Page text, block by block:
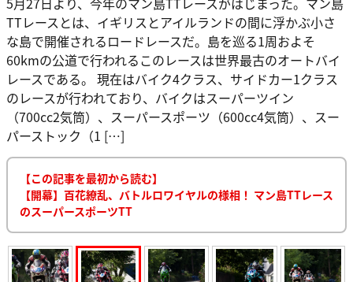
TTレースとは、イギリスとアイルランドの間に浮かぶ小さ
な島で開催されるロードレースだ。島を巡る1周およそ
60kmの公道で行われるこのレースは世界最古のオートバイ
レースである。 現在はバイク4クラス、サイドカー1クラス
のレースが行われており、バイクはスーパーツイン
（700cc2気筒）、スーパースポーツ（600cc4気筒）、スー
パーストック（1 […]
【この記事を最初から読む】
【開幕】百花繚乱、バトルロワイヤルの様相！ マン島TTレース
のスーパースポーツTT